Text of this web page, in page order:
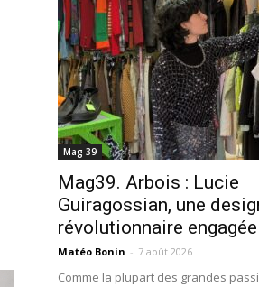
Mag 39
Mag39. Arbois : Lucie
Guiragossian, une
révolutionnaire
Matéo Bonin - 7 août 2026
Comme la plupart des grandes